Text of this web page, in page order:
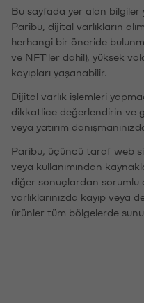
Bu sayfada yer alan bilgiler
Paribu, dijital varlıkların
herhangi bir öneride
ve NFT'ler dahil), yüksek
kayıpları yaşanabilir.
Dijital varlık işlemleri
dikkatlice değerlendirin ve
veya yatırım
Paribu, üçüncü taraf web
veya kullanımından
diğer sonuçlardan sorumlu
varlıklarınızda kayıp veya
ürünler tüm bölgelerde